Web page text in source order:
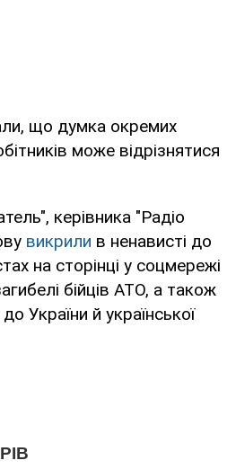
що думка окремих
може відрізнятися
керівника "Радіо
викрили в ненависті до
на сторінці у соцмережі
бійців АТО, а також
України й української